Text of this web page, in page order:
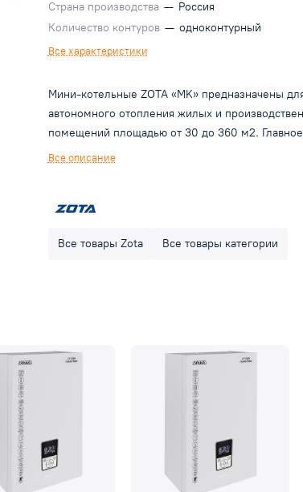
Страна производства — Россия
Количество контуров — одноконтурный
Все характеристики
Мини-котельные ZOTA «MK» предназначены
автономного отопления жилых и
помещений площадью от 30 до 360 м2. Главное
отличие мини-котельной от электрокотла
расположен тэновый электрокотел с силовым
(обвязка) необходимое для работы любой
в электрокотлах серии ZOTA «Lux», что делает
функции управления и контроля одинаковыми.
Точно так же, как и в электрокотлах серий
моделях «MK», производимых с 2012 года
установка модуля GSM (опция), дающего
возможность контролировать работу системы
отопления и управлять мини-котельной с
Все описание
Все товары Zota Все товары категории